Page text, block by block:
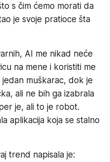
s čim ćemo morati da
je svoje pratioce šta
AI me nikad neće
na mene i koristiti me
muškarac, dok je
ali ne bih ga izabrala
je, ali to je robot.
aplikacija koja se stalno
trend napisala je: